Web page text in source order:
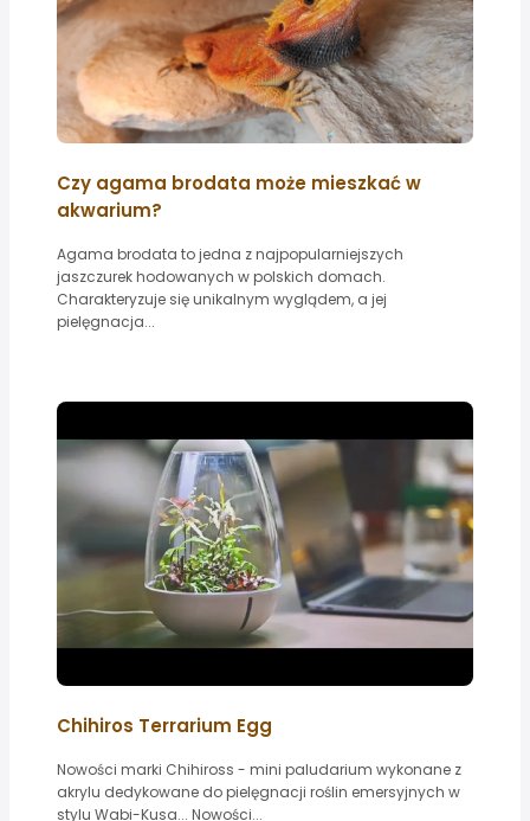
Czy agama brodata może mieszkać w
akwarium?
Agama brodata to jedna z najpopularniejszych
jaszczurek hodowanych w polskich domach.
Charakteryzuje się unikalnym wyglądem, a jej
pielęgnacja...
Chihiros Terrarium Egg
Nowości marki Chihiross - mini paludarium wykonane z
akrylu dedykowane do pielęgnacji roślin emersyjnych w
stylu Wabi-Kusa... Nowości...